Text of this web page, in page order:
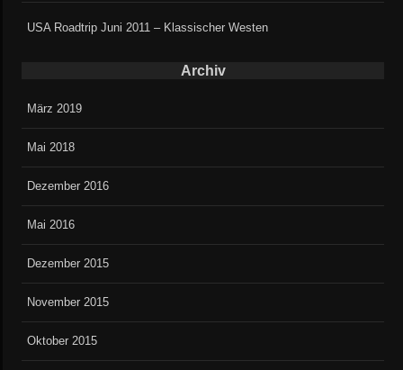
USA Roadtrip Juni 2011 – Klassischer Westen
Archiv
März 2019
Mai 2018
Dezember 2016
Mai 2016
Dezember 2015
November 2015
Oktober 2015